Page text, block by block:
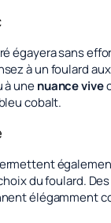
égayera sans
à un foulard
à unenuance vive
cobalt.
du foulard.
élégamment